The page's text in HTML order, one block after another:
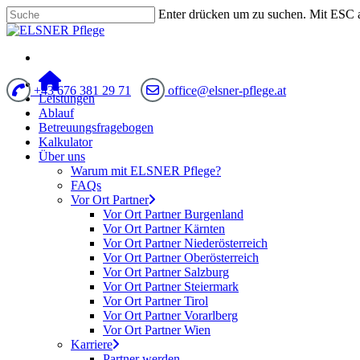
Enter drücken um zu suchen. Mit ESC
+43 676 381 29 71 office@elsner-pflege.at
Leistungen
Ablauf
Betreuungsfragebogen
Kalkulator
Über uns
Warum mit ELSNER Pflege?
FAQs
Vor Ort Partner
Vor Ort Partner Burgenland
Vor Ort Partner Kärnten
Vor Ort Partner Niederösterreich
Vor Ort Partner Oberösterreich
Vor Ort Partner Salzburg
Vor Ort Partner Steiermark
Vor Ort Partner Tirol
Vor Ort Partner Vorarlberg
Vor Ort Partner Wien
Karriere